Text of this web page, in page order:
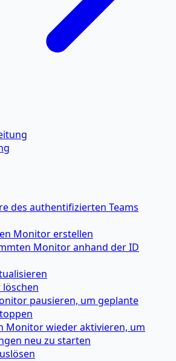
des authentifizierten Teams
Monitor erstellen
Monitor anhand der ID
pausieren, um geplante
Monitor wieder aktivieren, um
neu zu starten